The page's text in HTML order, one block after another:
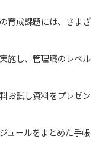
育成課題には、さまざ
施し、管理職のレベル
お試し資料をプレゼン
ュールをまとめた手帳